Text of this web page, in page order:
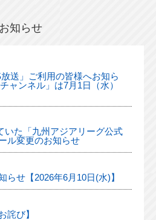
お知らせ
放送」ご利用の皆様へお知ら
ャンネル」は7月1日（水）
いた「九州アジアリーグ公式
ル変更のお知らせ
らせ【2026年6月10日(水)】
詫び】